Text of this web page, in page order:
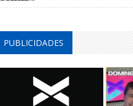
PUBLICIDADES